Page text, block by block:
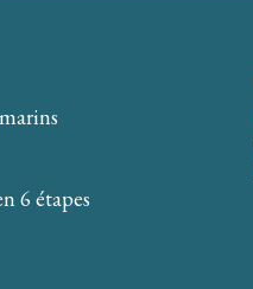
6 étapes